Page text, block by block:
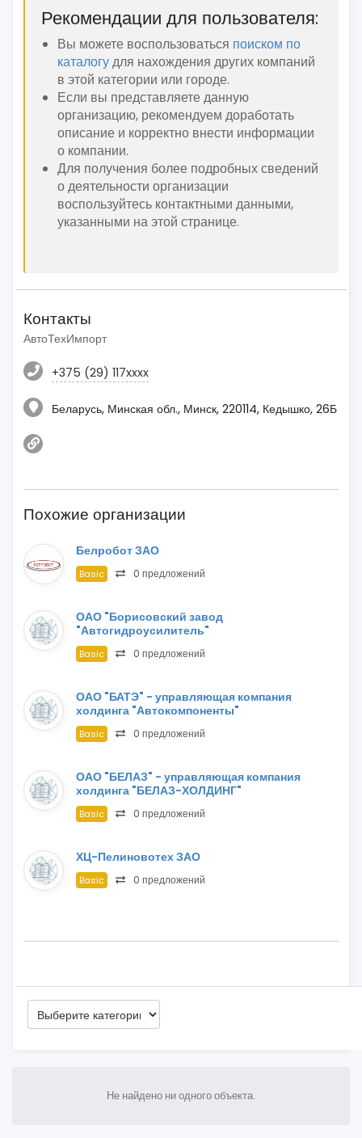
Рекомендации для пользователя:
Вы можете воспользоваться поиском по
каталогудля нахождения других компаний
в этой категории или городе.
Если вы представляете данную
организацию, рекомендуем доработать
описание и корректно внести информации
о компании.
Для получения более подробных сведений
о деятельности организации
воспользуйтесь контактными данными,
указанными на этой странице.
Контакты
АвтоТехИмпорт
+375 (29) 117xxxx
Беларусь, Минская обл., Минск, 220114, Кедышко, 26Б
Похожие организации
Белробот ЗАО
Basic 0 предложений
ОАО "Борисовский завод
"Автогидроусилитель"
Basic 0 предложений
ОАО "БАТЭ" - управляющая компания
холдинга "Автокомпоненты"
Basic 0 предложений
ОАО "БЕЛАЗ" - управляющая компания
холдинга "БЕЛАЗ-ХОЛДИНГ"
Basic 0 предложений
ХЦ-Пелиновотех ЗАО
Basic 0 предложений
Не найдено ни одного объекта.